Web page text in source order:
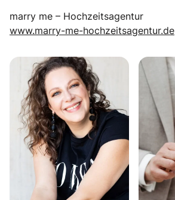
marry me – Hochzeitsagentur
www.marry-me-hochzeitsagentur.de